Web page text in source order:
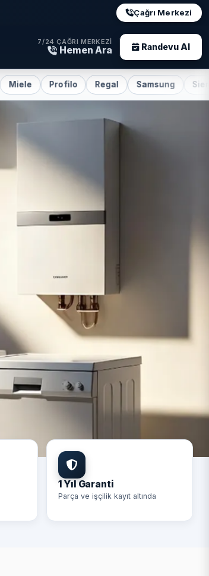
Çağrı Merkezi
7/24 ÇAĞRI MERKEZI
Hemen Ara Randevu Al
Profilo Regal Samsung Siemens
1 Yıl Garanti
Parça ve işçilik kayıt altında